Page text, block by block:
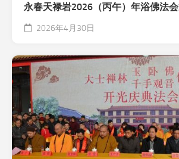
永春天禄岩2026（丙午）年浴佛法
2026年4月30日